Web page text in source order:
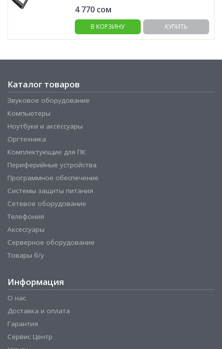
4 770 сом
В КОРЗИНУ КУПИТЬ
Каталог товаров
Звуковое оборудование
Компьютеры
Ноутбуки и аксессуары
Оргтехника
Комплектующие для ПК
Периферийные устройства
Программное обеспечение
Системы защиты питания
Сетевое оборудование
Телефония
Аксессуары
Серверное оборудование
Товары б/у
Информация
О нас
Доставка и оплата
Гарантия
Сервис Центр